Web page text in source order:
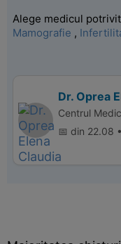
Alege medicul
Mamografie ,
Dr. Oprea
Centrul
📅 din 22.08